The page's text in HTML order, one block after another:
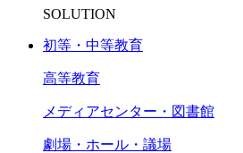
SOLUTION
初等・中等教育
高等教育
メディアセンター・図書館
劇場・ホール・議場